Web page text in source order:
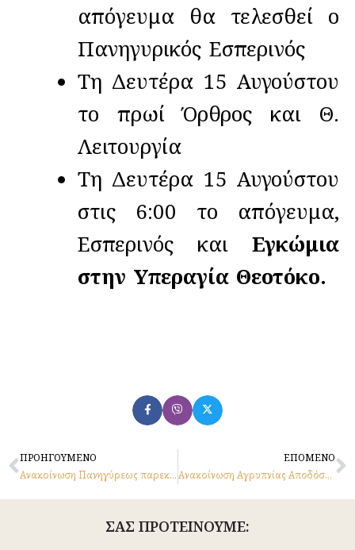
απόγευμα θα τελεσθεί ο
Πανηγυρικός Εσπερινός
Τη Δευτέρα 15 Αυγούστου
το πρωί Όρθρος και Θ.
Λειτουργία
Τη Δευτέρα 15 Αυγούστου
στις 6:00 το απόγευμα,
Εσπερινός και Εγκώμια
στην Υπεραγία Θεοτόκο.
Prev
ΠΡΟΗΓΟΥΜΕΝΟ
Ανακοίνωση Πανηγύρεως παρεκκλησίου Μεταμορφώσεως
ΕΠΟΜΕΝΟ
Ανακοίνωση Αγρυπνίας Αποδόσεως εορτής της Κοιμήσεως 22/8/22
ΣΑΣ ΠΡΟΤΕΙΝΟΥΜΕ: